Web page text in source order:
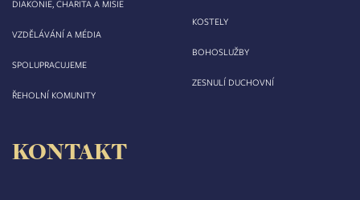
DIAKONIE, CHARITA A MISIE
VZDĚLÁVÁNÍ A MÉDIA
SPOLUPRACUJEME
ŘEHOLNÍ KOMUNITY
KOSTELY
BOHOSLUŽBY
ZESNULÍ DUCHOVNÍ
KONTAKT